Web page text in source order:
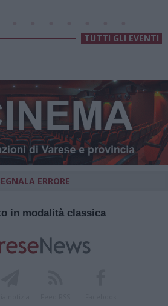
TUTTI GLI EVENTI
ERRORE
in modalità classica